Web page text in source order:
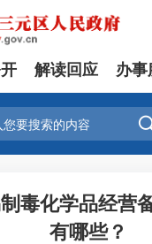
解读回应 办事
毒化学品经营
有哪些？